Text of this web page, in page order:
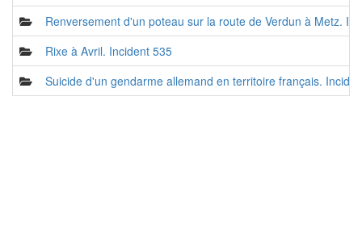
Renversement d'un poteau sur la route de Verdun à Metz.
Rixe à Avril. Incident 535
Suicide d'un gendarme allemand en territoire français.